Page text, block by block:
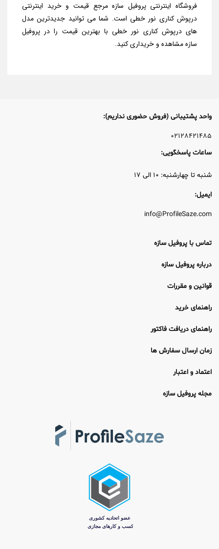
فروشگاه اینترنتی پروفیل سازه مرجع قیمت و خرید اینترنتی
درپوش کناری نور خطی است. شما می توانید جدیدترین مدل‌
های درپوش کناری نور خطی با بهترین قیمت را در پروفیل
سازه مشاهده و خریداری کنید.
واحد پشتیبانی (فروش حضوری نداریم):
۰۲۱۲۸۴۲۱۴۸۵
ساعات پاسخگویی:
شنبه تا چهارشنبه: ۱۰ الی ۱۷
ایمیل:
info@ProfileSaze.com
تماس با پروفیل سازه
درباره پروفیل سازه
قوانین و مقررات
راهنمای خرید
راهنمای دریافت فاکتور
زمان ارسال سفارش ها
اعتماد و اعتبار
مجله پروفیل سازه